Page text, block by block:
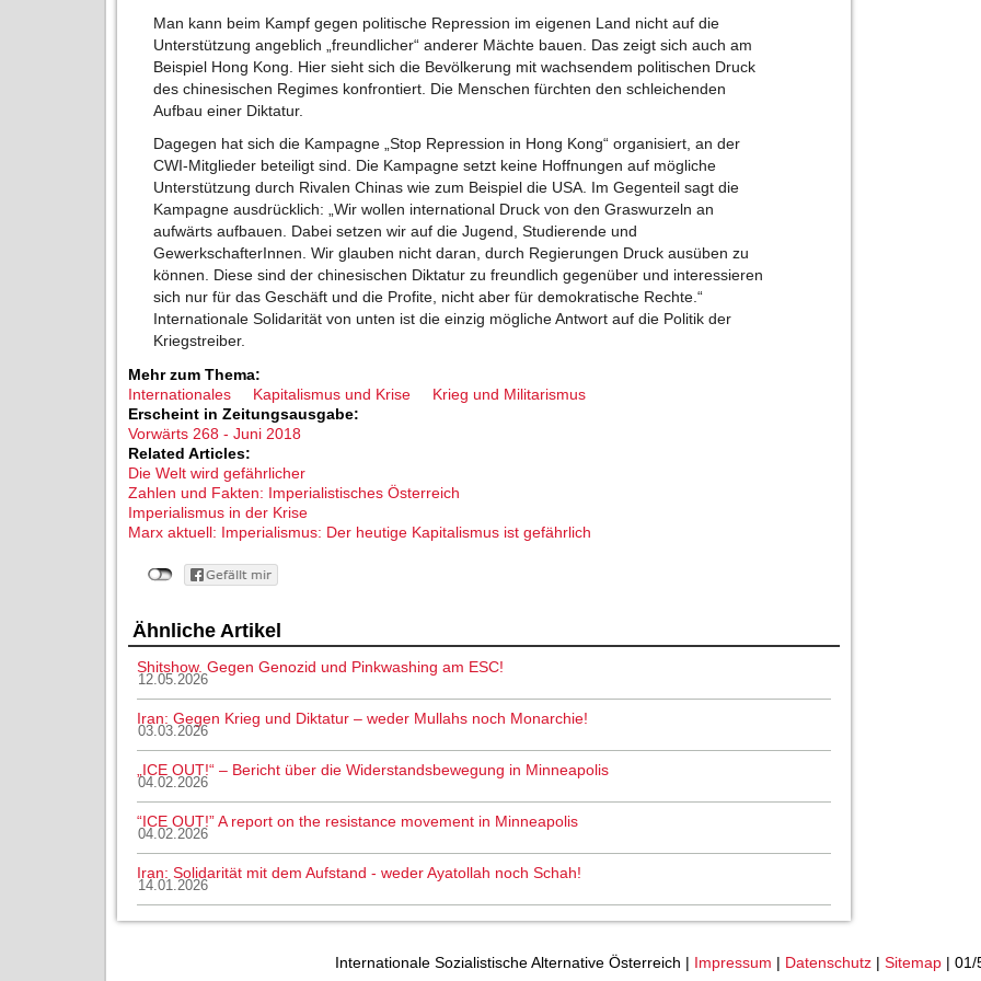
Man kann beim Kampf gegen politische Repression im eigenen Land nicht auf die
Unterstützung angeblich „freundlicher“ anderer Mächte bauen. Das zeigt sich auch am
Beispiel Hong Kong. Hier sieht sich die Bevölkerung mit wachsendem politischen Druck
des chinesischen Regimes konfrontiert. Die Menschen fürchten den schleichenden
Aufbau einer Diktatur.
Dagegen hat sich die Kampagne „Stop Repression in Hong Kong“ organisiert, an der
CWI-Mitglieder beteiligt sind. Die Kampagne setzt keine Hoffnungen auf mögliche
Unterstützung durch Rivalen Chinas wie zum Beispiel die USA. Im Gegenteil sagt die
Kampagne ausdrücklich: „Wir wollen international Druck von den Graswurzeln an
aufwärts aufbauen. Dabei setzen wir auf die Jugend, Studierende und
GewerkschafterInnen. Wir glauben nicht daran, durch Regierungen Druck ausüben zu
können. Diese sind der chinesischen Diktatur zu freundlich gegenüber und interessieren
sich nur für das Geschäft und die Profite, nicht aber für demokratische Rechte.“
Internationale Solidarität von unten ist die einzig mögliche Antwort auf die Politik der
Kriegstreiber.
Mehr zum Thema:
Internationales
Kapitalismus und Krise
Krieg und Militarismus
Erscheint in Zeitungsausgabe:
Vorwärts 268 - Juni 2018
Related Articles:
Die Welt wird gefährlicher
Zahlen und Fakten: Imperialistisches Österreich
Imperialismus in der Krise
Marx aktuell: Imperialismus: Der heutige Kapitalismus ist gefährlich
Ähnliche Artikel
Shitshow. Gegen Genozid und Pinkwashing am ESC!
12.05.2026
Iran: Gegen Krieg und Diktatur – weder Mullahs noch Monarchie!
03.03.2026
„ICE OUT!“ – Bericht über die Widerstandsbewegung in Minneapolis
04.02.2026
“ICE OUT!” A report on the resistance movement in Minneapolis
04.02.2026
Iran: Solidarität mit dem Aufstand - weder Ayatollah noch Schah!
14.01.2026
Internationale Sozialistische Alternative Österreich | Impressum | Datenschutz | Sitemap |